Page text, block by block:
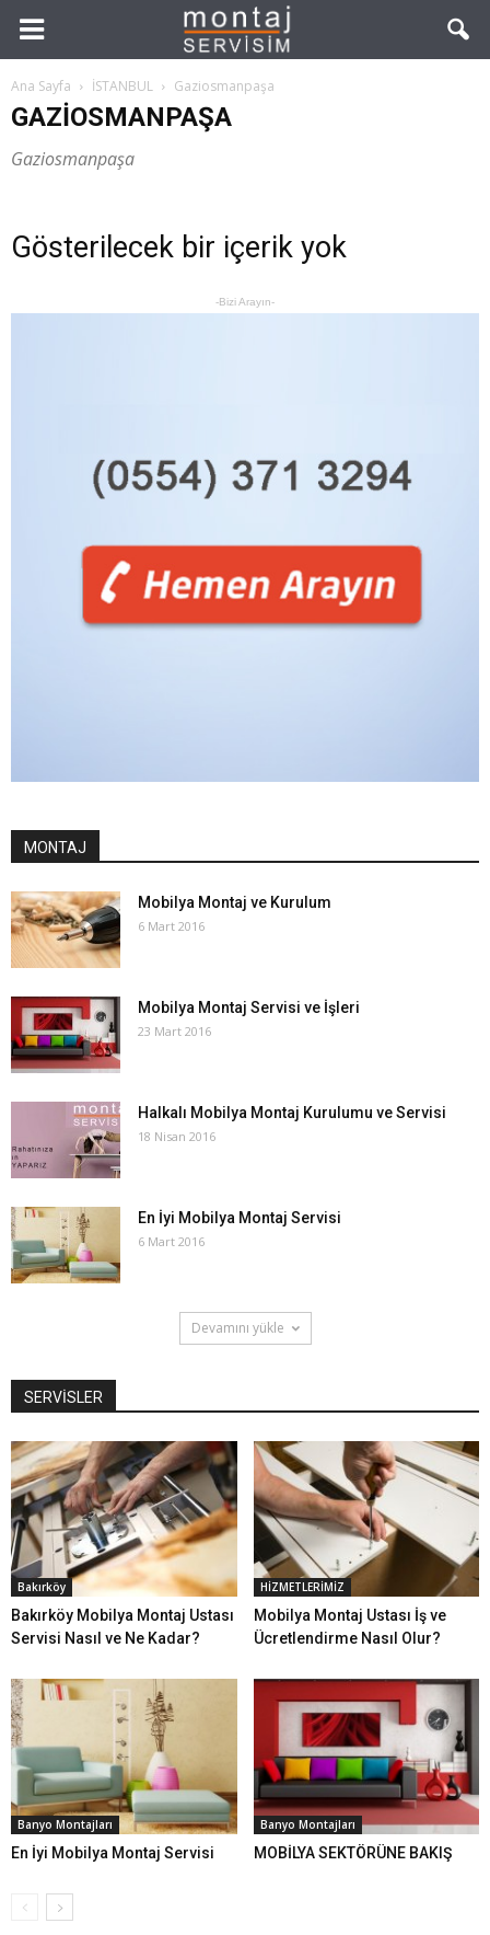
Ana Sayfa İSTANBUL Gaziosmanpaşa
GAZIOSMANPAŞA
Gaziosmanpaşa
Gösterilecek bir içerik yok
-Bizi Arayın-
MONTAJ
Mobilya Montaj ve Kurulum
6 Mart 2016
Mobilya Montaj Servisi ve İşleri
23 Mart 2016
Halkalı Mobilya Montaj Kurulumu ve Servisi
18 Nisan 2016
En İyi Mobilya Montaj Servisi
6 Mart 2016
Devamını yükle
SERVİSLER
Bakırköy
Bakırköy Mobilya Montaj Ustası
Servisi Nasıl ve Ne Kadar?
HİZMETLERİMİZ
Mobilya Montaj Ustası İş ve
Ücretlendirme Nasıl Olur?
Banyo Montajları
En İyi Mobilya Montaj Servisi
Banyo Montajları
MOBİLYA SEKTÖRÜNE BAKIŞ